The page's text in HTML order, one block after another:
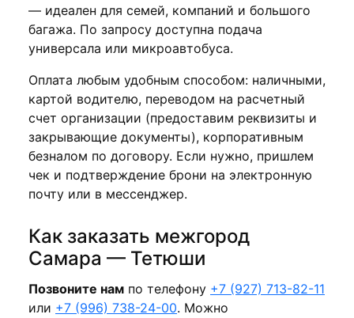
— идеален для семей, компаний и большого
багажа. По запросу доступна подача
универсала или микроавтобуса.
Оплата любым удобным способом: наличными,
картой водителю, переводом на расчетный
счет организации (предоставим реквизиты и
закрывающие документы), корпоративным
безналом по договору. Если нужно, пришлем
чек и подтверждение брони на электронную
почту или в мессенджер.
Как заказать межгород
Самара — Тетюши
Позвоните нам по телефону +7 (927) 713-82-11
или +7 (996) 738-24-00. Можно